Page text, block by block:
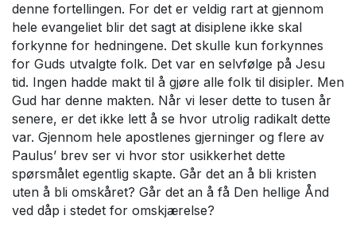
denne fortellingen. For det er veldig rart at gjennom
hele evangeliet blir det sagt at disiplene ikke skal
forkynne for hedningene. Det skulle kun forkynnes
for Guds utvalgte folk. Det var en selvfølge på Jesu
tid. Ingen hadde makt til å gjøre alle folk til disipler. Men
Gud har denne makten. Når vi leser dette to tusen år
senere, er det ikke lett å se hvor utrolig radikalt dette
var. Gjennom hele apostlenes gjerninger og flere av
Paulus’ brev ser vi hvor stor usikkerhet dette
spørsmålet egentlig skapte. Går det an å bli kristen
uten å bli omskåret? Går det an å få Den hellige Ånd
ved dåp i stedet for omskjærelse?